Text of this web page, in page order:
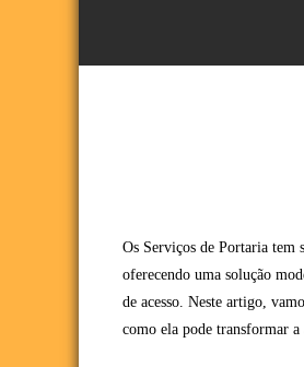
Os Serviços de Portaria tem
oferecendo uma solução
de acesso. Neste artigo,
como ela pode transformar a